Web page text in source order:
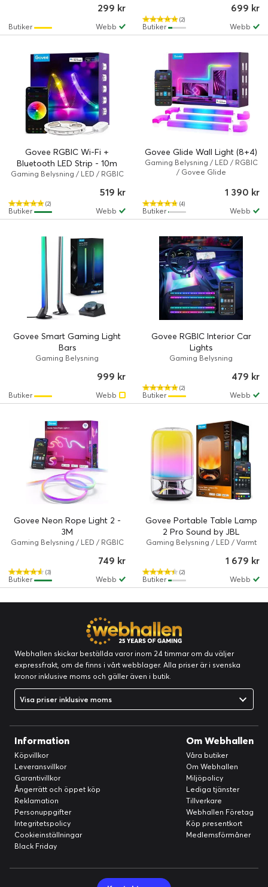
kallvitt ljus / Govee299 kr
Webb
Butiker
(2)
699 kr
Webb
Butiker
Govee RGBIC Wi-Fi +
Bluetooth LED Strip - 10m
Gaming Belysning / LED / RGBIC
(2)
519 kr
Webb
Butiker
Govee Glide Wall Light (8+4)
Gaming Belysning / LED / RGBIC
/ Govee Glide
(4)
1 390 kr
Webb
Butiker
Govee Smart Gaming Light
Bars
Gaming Belysning
999 kr
Webb
Butiker
Govee RGBIC Interior Car
Lights
Gaming Belysning
(2)
479 kr
Webb
Butiker
Govee Neon Rope Light 2 -
3M
Gaming Belysning / LED / RGBIC
(3)
749 kr
Webb
Butiker
Govee Portable Table Lamp
2 Pro Sound by JBL
Gaming Belysning / LED / Varmt
(2)
1 679 kr
Webb
Butiker
Webhallen skickar beställda varor inom 24 timmar om du väljer
expressfrakt, om de finns i vårt webblager. Alla priser är i svenska
kronor inklusive moms och gäller även i butik.
Visa priser inklusive moms
Information
Köpvillkor
Leveransvillkor
Garantivillkor
Ångerrätt och öppet köp
Reklamation
Personuppgifter
Integritetspolicy
Cookieinställningar
Black Friday
Om Webhallen
Våra butiker
Om Webhallen
Miljöpolicy
Lediga tjänster
Tillverkare
Webhallen Företag
Köp presentkort
Medlemsförmåner